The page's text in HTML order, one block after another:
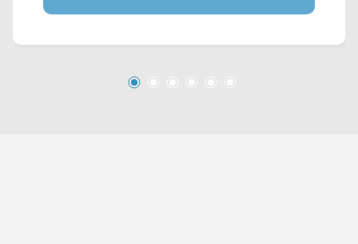
vagas de garagem. *Aceita financiamento.
supermercados, farmácias, restaurantes,